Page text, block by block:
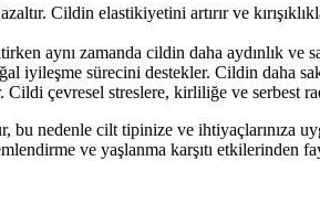
Cildin elastikiyetini artırır ve
aynı zamanda cildin daha aydınlık ve
iyileşme sürecini destekler. Cildin daha
çevresel streslere, kirliliğe ve serbest
nedenle cilt tipinize ve ihtiyaçlarınıza
ve yaşlanma karşıtı etkilerinden